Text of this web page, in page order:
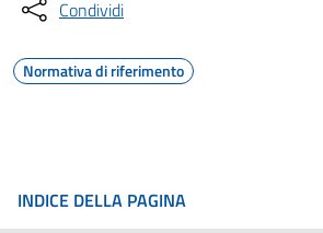
Condividi
Normativa di riferimento
INDICE DELLA PAGINA